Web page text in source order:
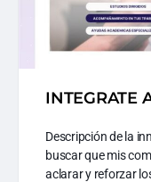
INTEGRATE
Descripción de la
buscar que mis
aclarar y reforzar